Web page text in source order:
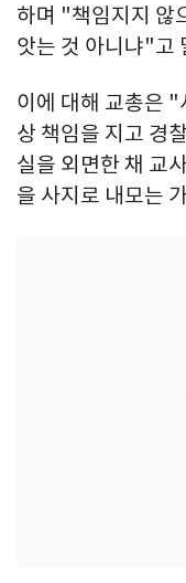
하며 "책임지지 않
앗는 것 아니냐"고
이에 대해 교총은
상 책임을 지고 경
실을 외면한 채 교
을 사지로 내모는